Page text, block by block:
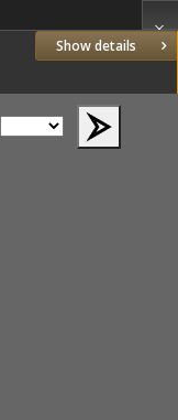
Show details